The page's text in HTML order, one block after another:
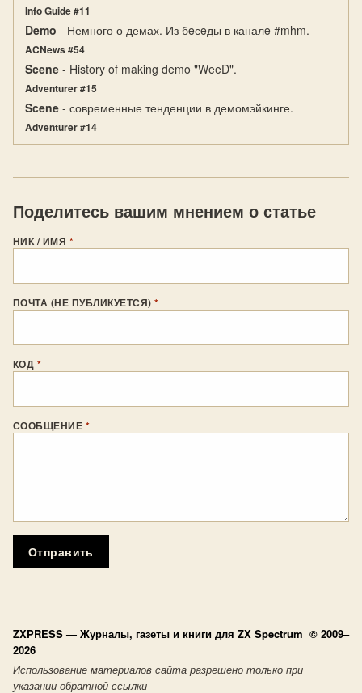
Info Guide #11
Demo - Немного о демах. Из бeсeды в каналe #mhm.
ACNews #54
Scene - History of making demo "WeeD".
Adventurer #15
Scene - современные тенденции в демомэйкинге.
Adventurer #14
Поделитесь вашим мнением о статье
НИК / ИМЯ *
ПОЧТА (НЕ ПУБЛИКУЕТСЯ)*
КОД *
СООБЩЕНИЕ *
Отправить
ZXPRESS — Журналы, газеты и книги для ZX Spectrum © 2009–
2026
Использование материалов сайта разрешено только при
указании обратной ссылки